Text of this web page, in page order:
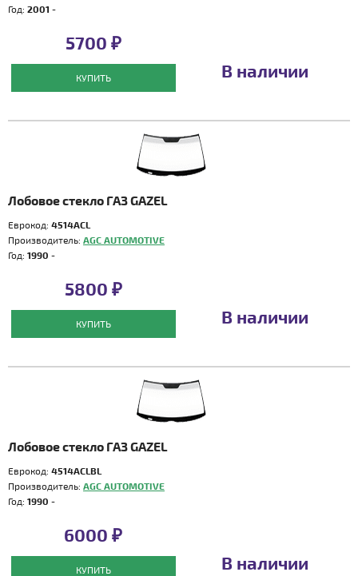
Год: 2001 -
5700 ₽
КУПИТЬ В наличии
Лобовое стекло ГАЗ GAZEL
Еврокод: 4514ACL
Производитель: AGC AUTOMOTIVE
Год: 1990 -
5800 ₽
КУПИТЬ В наличии
Лобовое стекло ГАЗ GAZEL
Еврокод: 4514ACLBL
Производитель: AGC AUTOMOTIVE
Год: 1990 -
6000 ₽
КУПИТЬ В наличии